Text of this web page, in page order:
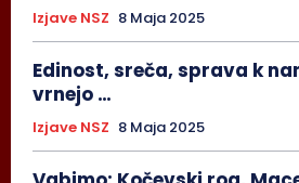
Izjave NSZ 8 Maja 2025
Edinost, sreča, sprava k
vrnejo …
Izjave NSZ 8 Maja 2025